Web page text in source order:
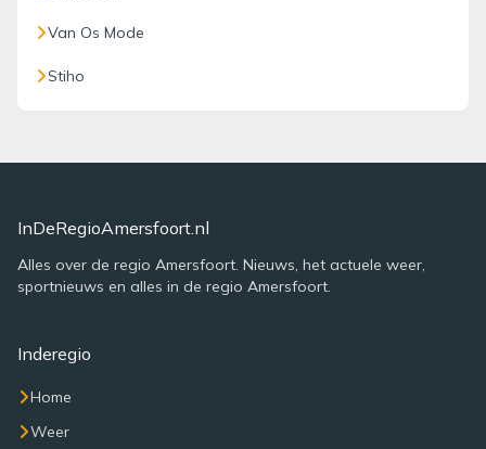
Van Os Mode
Stiho
InDeRegioAmersfoort.nl
Alles over de regio Amersfoort. Nieuws, het actuele weer,
sportnieuws en alles in de regio Amersfoort.
Inderegio
Home
Weer